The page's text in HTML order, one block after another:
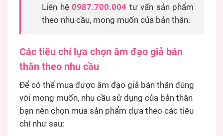
Liên hệ 0987.700.004 tư vấn sản phẩm
theo nhu cầu, mong muốn của bản thân.
Các tiêu chí lựa chọn âm đạo giả bán
thân theo nhu cầu
Để có thể mua được âm đạo giả bán thân đúng
với mong muốn, nhu cầu sử dụng của bản thân
bạn nên chọn mua sản phẩm dựa theo các tiêu
chí như sau: